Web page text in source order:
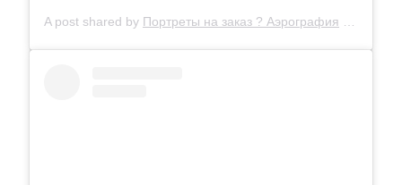
A post shared by Портреты на заказ ? Аэрография